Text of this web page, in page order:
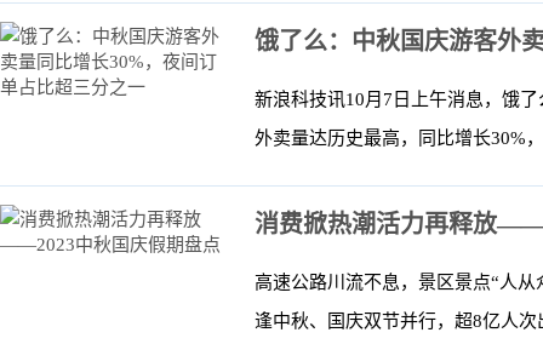
饿了么：中秋国庆游客外
新浪科技讯10月7日上午消息，饿
外卖量达历史最高，同比增长30%
消费掀热潮活力再释放
高速公路川流不息，景区景点“人
逢中秋、国庆双节并行，超8亿人